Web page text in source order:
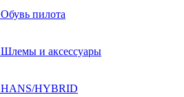
Обувь пилота
Шлемы и аксессуары
HANS/HYBRID